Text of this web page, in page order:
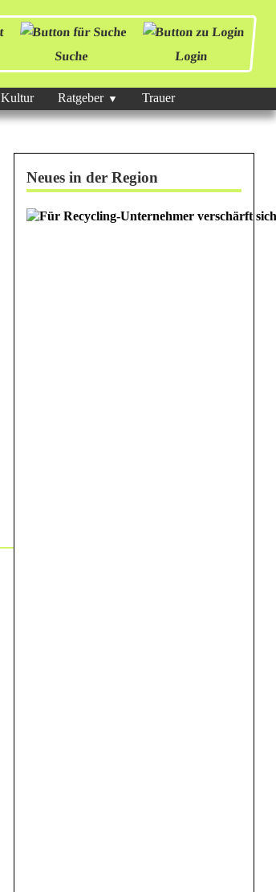
Suche Login
Kultur Ratgeber Trauer
Neues in der Region